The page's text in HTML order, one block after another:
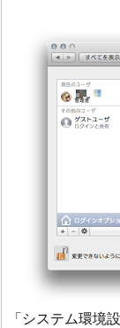
「システム環境